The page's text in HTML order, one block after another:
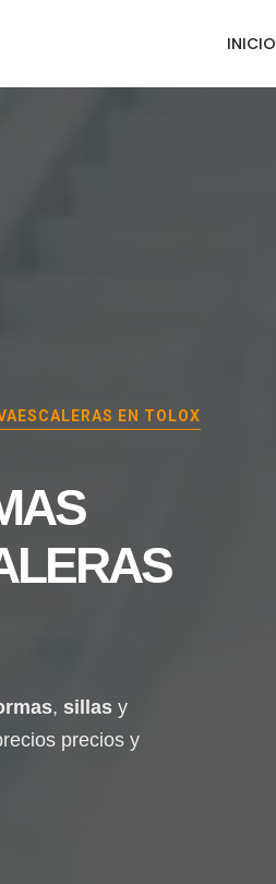
INICIO
EN TOLOX
, sillas y
precios y